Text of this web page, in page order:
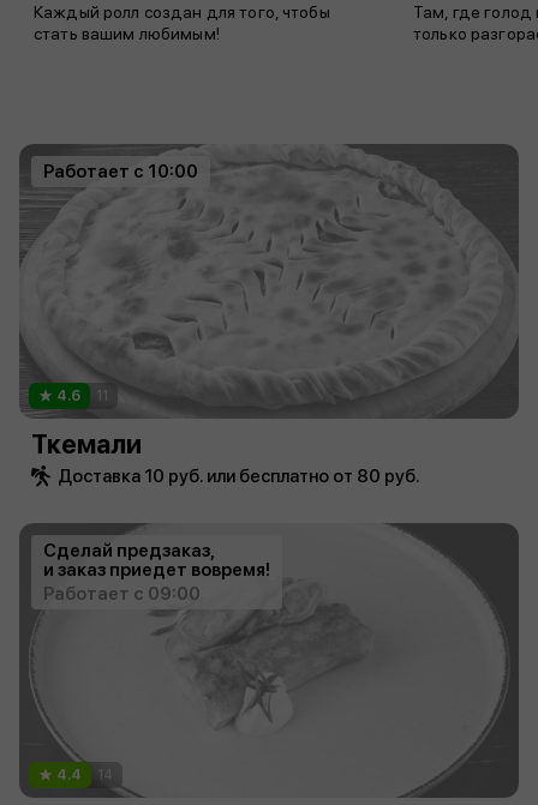
Каждый ролл создан для того, чтобы
стать вашим любимым!
Там, где голод
только
Работает с 10:00
4.6 11
Ткемали
Доставка 10 руб. или бесплатно от 80 руб.
Сделай предзаказ,
и заказ приедет вовремя!
Работает с 09:00
4.4 14